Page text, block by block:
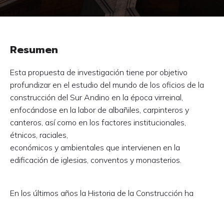
Resumen
Esta propuesta de investigación tiene por objetivo
profundizar en el estudio del mundo de los oficios de la
construcción del Sur Andino en la época virreinal,
enfocándose en la labor de albañiles, carpinteros y
canteros, así como en los factores institucionales,
étnicos, raciales,
económicos y ambientales que intervienen en la
edificación de iglesias, conventos y monasterios.
En los últimos años la Historia de la Construcción ha